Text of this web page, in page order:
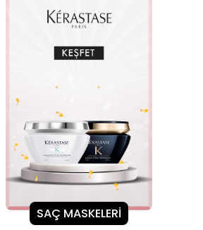
SAÇ MASKELERİ